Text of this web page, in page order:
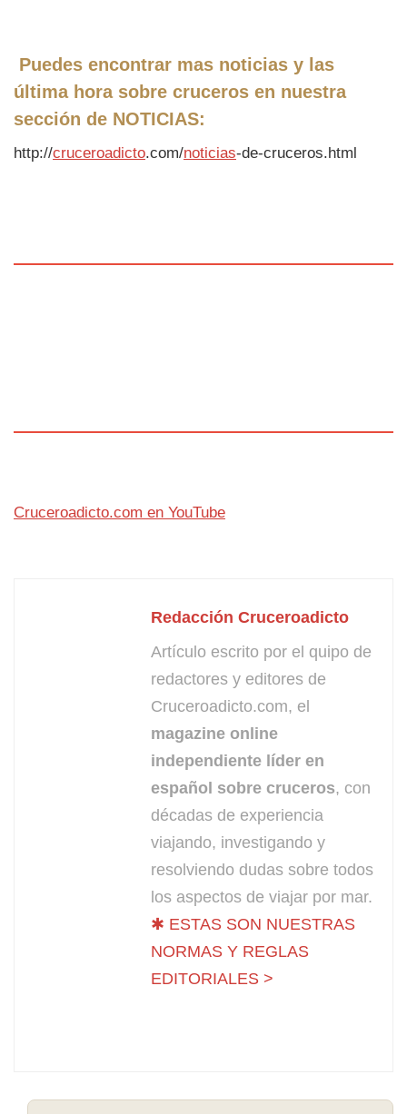
Puedes encontrar mas noticias y las
última hora sobre cruceros en nuestra
sección de NOTICIAS:
http://cruceroadicto.com/noticias-de-cruceros.html
Cruceroadicto.com en YouTube
Redacción Cruceroadicto
Artículo escrito por el quipo de
redactores y editores de
Cruceroadicto.com, el
magazine online
independiente líder en
español sobre cruceros, con
décadas de experiencia
viajando, investigando y
resolviendo dudas sobre todos
los aspectos de viajar por mar.
✱ ESTAS SON NUESTRAS
NORMAS Y REGLAS
EDITORIALES >